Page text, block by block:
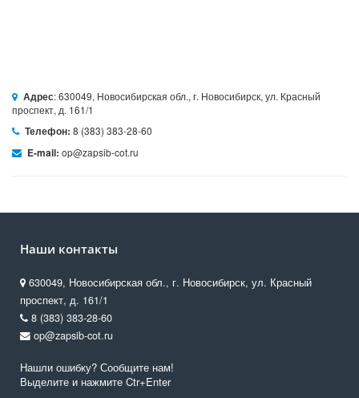
Адрес: 630049, Новосибирская обл., г. Новосибирск, ул. Красный
проспект, д. 161/1
Телефон: 8 (383) 383-28-60
E-mail: op@zapsib-cot.ru
Наши контакты
630049, Новосибирская обл., г. Новосибирск, ул. Красный
проспект, д. 161/1
8 (383) 383-28-60
op@zapsib-cot.ru
Нашли ошибку? Сообщите нам!
Выделите и нажмите Ctr+Enter